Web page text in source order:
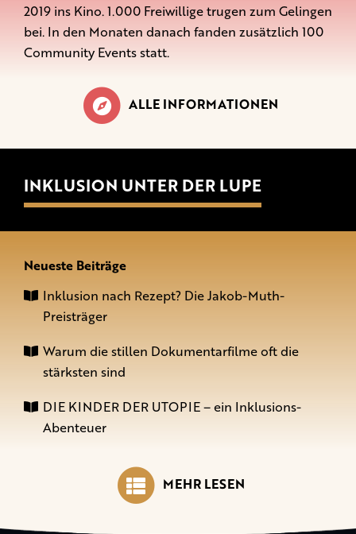
2019 ins Kino. 1.000 Freiwillige trugen zum Gelingen
bei. In den Monaten danach fanden zusätzlich 100
Community Events statt.
ALLE INFORMATIONEN
INKLUSION UNTER DER LUPE
Neueste Beiträge
Inklusion nach Rezept? Die Jakob-Muth-
Preisträger
Warum die stillen Dokumentarfilme oft die
stärksten sind
DIE KINDER DER UTOPIE – ein Inklusions-
Abenteuer
MEHR LESEN